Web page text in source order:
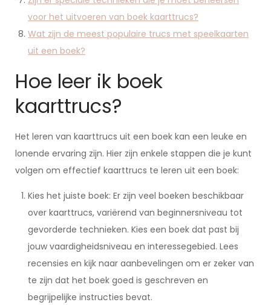
voor het uitvoeren van boek kaarttrucs?
Wat zijn de meest populaire trucs met speelkaarten
uit een boek?
Hoe leer ik boek
kaarttrucs?
Het leren van kaarttrucs uit een boek kan een leuke en
lonende ervaring zijn. Hier zijn enkele stappen die je kunt
volgen om effectief kaarttrucs te leren uit een boek:
Kies het juiste boek: Er zijn veel boeken beschikbaar
over kaarttrucs, variërend van beginnersniveau tot
gevorderde technieken. Kies een boek dat past bij
jouw vaardigheidsniveau en interessegebied. Lees
recensies en kijk naar aanbevelingen om er zeker van
te zijn dat het boek goed is geschreven en
begrijpelijke instructies bevat.